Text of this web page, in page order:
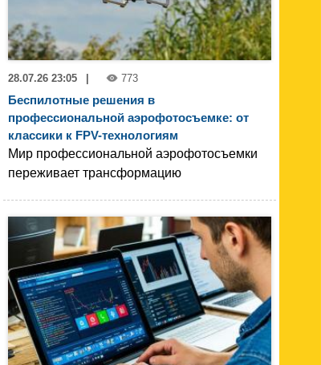
28.07.26 23:05 773
Беспилотные решения в
профессиональной аэрофотосъемке: от
классики к FPV-технологиям
Мир профессиональной аэрофотосъемки
переживает трансформацию